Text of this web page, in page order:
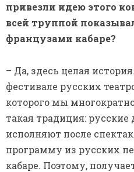
привезли идею этого
всей труппой
французами кабаре?
– Да, здесь целая
фестивале русских
которого мы
такая традиция:
исполняют после
программу из русских
кабаре. Поэтому,